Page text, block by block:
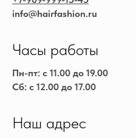
info@hairfashion.ru
Часы работы
Пн-пт: с 11.00 до 19.00
Сб: с 12.00 до 17.00
Наш адрес